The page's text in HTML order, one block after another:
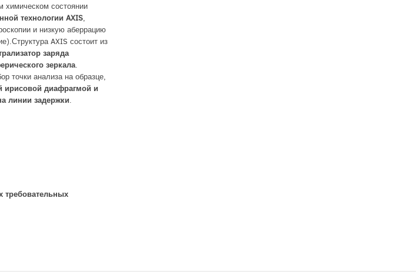
химическом состоянии
технологии AXIS,
и низкую аберрацию
AXIS состоит из
заряда
зеркала.
точки анализа на образце,
ирисовой диафрагмой и
линии задержки.
требовательных